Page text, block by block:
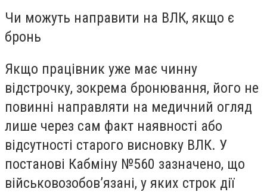
Чи можуть направити на ВЛК, якщо є
бронь
Якщо працівник уже має чинну
відстрочку, зокрема бронювання, його не
повинні направляти на медичний огляд
лише через сам факт наявності або
відсутності старого висновку ВЛК. У
постанові Кабміну №560 зазначено, що
військовозобов’язані, у яких строк дії